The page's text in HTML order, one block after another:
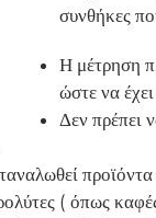
συνθήκες
Η μέτρηση
ώστε να
Δεν πρέπει
( όπως